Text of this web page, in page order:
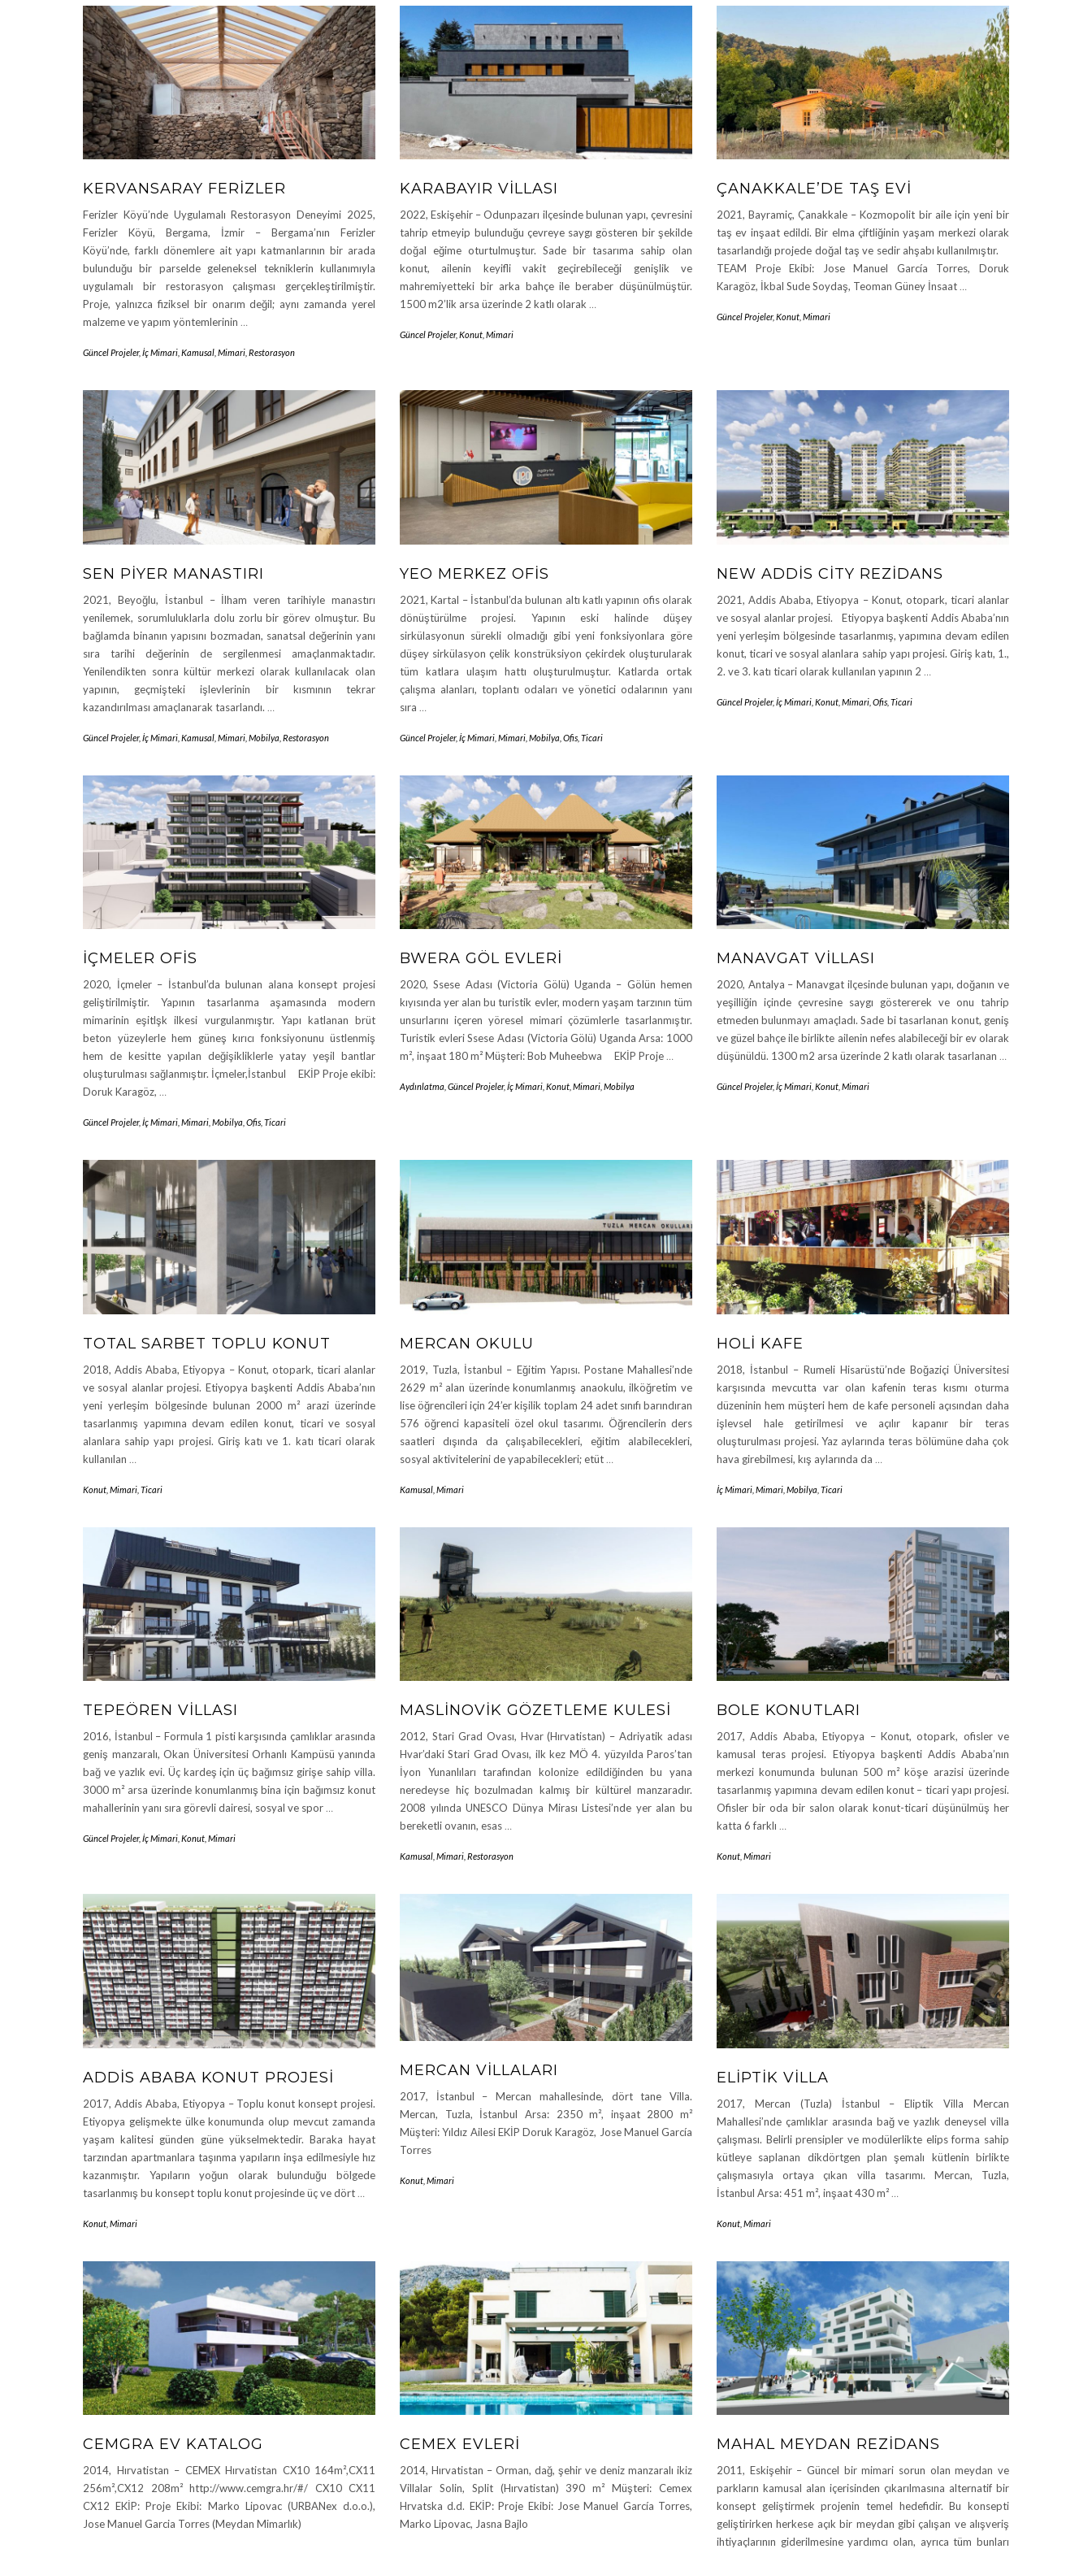
KERVANSARAY FERIZLER
Ferizler Köyü’nde Uygulamalı Restorasyon Deneyimi 2025,
Ferizler Köyü, Bergama, İzmir – Bergama’nın Ferizler
Köyü’nde, farklı dönemlere ait yapı katmanlarının bir arada
bulunduğu bir parselde geleneksel tekniklerin kullanımıyla
uygulamalı bir restorasyon çalışması gerçekleştirilmiştir.
Proje, yalnızca fiziksel bir onarım değil; aynı zamanda yerel
malzeme ve yapım yöntemlerinin …
Güncel Projeler, İç Mimari Kamusal Mimari Restorasyon
KARABAYIR VILLASI
2022, Eskişehir – Odunpazarı ilçesinde bulunan yapı, çevresini
tahrip etmeyip bulunduğu çevreye saygı gösteren bir şekilde
doğal eğime oturtulmuştur. Sade bir tasarıma sahip olan
konut, ailenin keyifli vakit geçirebileceği genişlik ve
mahremiyetteki bir arka bahçe ile beraber düşünülmüştür.
1500 m2’lik arsa üzerinde 2 katlı olarak…
Güncel Projeler, Konut Mimari
ÇANAKKALE’DE TAŞ EVI
2021, Bayramiç, Çanakkale – Kozmopolit bir aile için yeni bir
taş ev inşaat edildi. Bir elma çiftliğinin yaşam merkezi olarak
tasarlandığı projede doğal taş ve sedir ahşabı kullanılmıştır.
TEAM Proje Ekibi: Jose Manuel García Torres, Doruk
Karagöz, İkbal Sude Soydaş, Teoman Güney İnsaat…
Güncel Projeler, Konut Mimari
SEN PIYER MANASTIRI
2021, Beyoğlu, İstanbul – İlham veren tarihiyle manastırı
yenilemek, sorumluluklarla dolu zorlu bir görev olmuştur. Bu
bağlamda binanın yapısını bozmadan, sanatsal değerinin yanı
sıra tarihi değerinin de sergilenmesi amaçlanmaktadır.
Yenilendikten sonra kültür merkezi olarak kullanılacak olan
yapının, geçmişteki işlevlerinin bir kısmının tekrar
kazandırılması amaçlanarak tasarlandı. …
Güncel Projeler, İç Mimari Kamusal Mimari Mobilya Restorasyon
YEO MERKEZ OFIS
2021, Kartal – İstanbul’da bulunan altı katlı yapının ofis olarak
dönüştürülme projesi. Yapının eski halinde düşey
sirkülasyonun sürekli olmadığı gibi yeni fonksiyonlara göre
düşey sirkülasyon çelik konstrüksiyon çekirdek oluşturularak
tüm katlara ulaşım hattı oluşturulmuştur. Katlarda ortak
çalışma alanları, toplantı odaları ve yönetici odalarının yanı
sıra …
Güncel Projeler, İç Mimari Mimari Mobilya Ofis Ticari
NEW ADDIS CITY REZIDANS
2021, Addis Ababa, Etiyopya – Konut, otopark, ticari alanlar
ve sosyal alanlar projesi. Etiyopya başkenti Addis Ababa’nın
yeni yerleşim bölgesinde tasarlanmış, yapımına devam edilen
konut, ticari ve sosyal alanlara sahip yapı projesi. Giriş katı, 1.,
2. ve 3. katı ticari olarak kullanılan yapının 2 …
Güncel Projeler, İç Mimari Konut Mimari Ofis Ticari
İÇMELER OFIS
2020, İçmeler – İstanbul’da bulunan alana konsept projesi
geliştirilmiştir. Yapının tasarlanma aşamasında modern
mimarinin eşitlşk ilkesi vurgulanmıştır. Yapı katlanan brüt
beton yüzeylerle hem güneş kırıcı fonksiyonunu üstlenmiş
hem de kesitte yapılan değişikliklerle yatay yeşil bantlar
oluşturulması sağlanmıştır. İçmeler,İstanbul EKİP Proje ekibi:
Doruk Karagöz, …
Güncel Projeler, İç Mimari Mimari Mobilya Ofis Ticari
BWERA GÖL EVLERI
2020, Ssese Adası (Victoria Gölü) Uganda – Gölün hemen
kıyısında yer alan bu turistik evler, modern yaşam tarzının tüm
unsurlarını içeren yöresel mimari çözümlerle tasarlanmıştır.
Turistik evleri Ssese Adası (Victoria Gölü) Uganda Arsa: 1000
m², inşaat 180 m² Müşteri: Bob Muheebwa EKİP Proje…
Aydınlatma Güncel Projeler, İç Mimari Konut Mimari Mobilya
MANAVGAT VILLASI
2020, Antalya – Manavgat ilçesinde bulunan yapı, doğanın ve
yeşilliğin içinde çevresine saygı göstererek ve onu tahrip
etmeden bulunmayı amaçladı. Sade bi tasarlanan konut, geniş
ve güzel bahçe ile birlikte ailenin nefes alabileceği bir ev olarak
düşünüldü. 1300 m2 arsa üzerinde 2 katlı olarak tasarlanan …
Güncel Projeler, İç Mimari Konut Mimari
TOTAL SARBET TOPLU KONUT
2018, Addis Ababa, Etiyopya – Konut, otopark, ticari alanlar
ve sosyal alanlar projesi. Etiyopya başkenti Addis Ababa’nın
yeni yerleşim bölgesinde bulunan 2000 m² arazi üzerinde
tasarlanmış yapımına devam edilen konut, ticari ve sosyal
alanlara sahip yapı projesi. Giriş katı ve 1. katı ticari olarak
kullanılan …
Konut Mimari Ticari
MERCAN OKULU
2019, Tuzla, İstanbul – Eğitim Yapısı. Postane Mahallesi’nde
2629 m² alan üzerinde konumlanmış anaokulu, ilköğretim ve
lise öğrencileri için 24’er kişilik toplam 24 adet sınıfı barındıran
576 öğrenci kapasiteli özel okul tasarımı. Öğrencilerin ders
saatleri dışında da çalışabilecekleri, eğitim alabilecekleri,
sosyal aktivitelerini de yapabilecekleri; etüt …
Kamusal Mimari
HOLI KAFE
2018, İstanbul – Rumeli Hisarüstü’nde Boğaziçi Üniversitesi
karşısında mevcutta var olan kafenin teras kısmı oturma
düzeninin hem müşteri hem de kafe personeli açısından daha
işlevsel hale getirilmesi ve açılır kapanır bir teras
oluşturulması projesi. Yaz aylarında teras bölümüne daha çok
hava girebilmesi, kış aylarında da …
İç Mimari Mimari Mobilya Ticari
TEPEÖREN VILLASI
2016, İstanbul – Formula 1 pisti karşısında çamlıklar arasında
geniş manzaralı, Okan Üniversitesi Orhanlı Kampüsü yanında
bağ ve yazlık evi. Üç kardeş için üç bağımsız girişe sahip villa.
3000 m² arsa üzerinde konumlanmış bina için bağımsız konut
mahallerinin yanı sıra görevli dairesi, sosyal ve spor…
Güncel Projeler, İç Mimari Konut Mimari
MASLINOVIK GÖZETLEME KULESI
2012, Stari Grad Ovası, Hvar (Hırvatistan) – Adriyatik adası
Hvar’daki Stari Grad Ovası, ilk kez MÖ 4. yüzyılda Paros’tan
İyon Yunanlıları tarafından kolonize edildiğinden bu yana
neredeyse hiç bozulmadan kalmış bir kültürel manzaradır.
2008 yılında UNESCO Dünya Mirası Listesi’nde yer alan bu
bereketli ovanın, esas…
Kamusal Mimari Restorasyon
BOLE KONUTLARI
2017, Addis Ababa, Etiyopya – Konut, otopark, ofisler ve
kamusal teras projesi. Etiyopya başkenti Addis Ababa’nın
merkezi konumunda bulunan 500 m² köşe arazisi üzerinde
tasarlanmış yapımına devam edilen konut – ticari yapı projesi.
Ofisler bir oda bir salon olarak konut-ticari düşünülmüş her
katta 6 farklı …
Konut Mimari
ADDIS ABABA KONUT PROJESI
2017, Addis Ababa, Etiyopya – Toplu konut konsept projesi.
Etiyopya gelişmekte ülke konumunda olup mevcut zamanda
yaşam kalitesi günden güne yükselmektedir. Baraka hayat
tarzından apartmanlara taşınma yapıların inşa edilmesiyle hız
kazanmıştır. Yapıların yoğun olarak bulunduğu bölgede
tasarlanmış bu konsept toplu konut projesinde üç ve dört …
Konut Mimari
MERCAN VILLALARI
2017, İstanbul – Mercan mahallesinde, dört tane Villa.
Mercan, Tuzla, İstanbul Arsa: 2350 m², inşaat 2800 m²
Müşteri: Yıldız Ailesi EKİP Doruk Karagöz, Jose Manuel García
Torres
Konut Mimari
ELIPTIK VILLA
2017, Mercan (Tuzla) İstanbul – Eliptik Villa Mercan
Mahallesi’nde çamlıklar arasında bağ ve yazlık deneysel villa
çalışması. Belirli prensipler ve modülerlikte elips forma sahip
kütleye saplanan dikdörtgen plan şemalı kütlenin birlikte
çalışmasıyla ortaya çıkan villa tasarımı. Mercan, Tuzla,
İstanbul Arsa: 451 m², inşaat 430 m² …
Konut Mimari
CEMGRA EV KATALOG
2014, Hırvatistan – CEMEX Hırvatistan CX10 164m²,CX11
256m²,CX12 208m² http://www.cemgra.hr/#/ CX10 CX11
CX12 EKİP: Proje Ekibi: Marko Lipovac (URBANex d.o.o.),
Jose Manuel Garcia Torres (Meydan Mimarlık)
CEMEX EVLERI
2014, Hırvatistan – Orman, dağ, şehir ve deniz manzaralı ikiz
Villalar Solin, Split (Hırvatistan) 390 m² Müşteri: Cemex
Hrvatska d.d. EKİP: Proje Ekibi: Jose Manuel García Torres,
Marko Lipovac, Jasna Bajlo
MAHAL MEYDAN REZIDANS
2011, Eskişehir – Güncel bir mimari sorun olan meydan ve
parkların kamusal alan içerisinden çıkarılmasına alternatif bir
konsept geliştirmek projenin temel hedefidir. Bu konsepti
geliştirirken herkese açık bir meydan gibi çalışan ve alışveriş
ihtiyaçlarının giderilmesine yardımcı olan, ayrıca tüm bunları